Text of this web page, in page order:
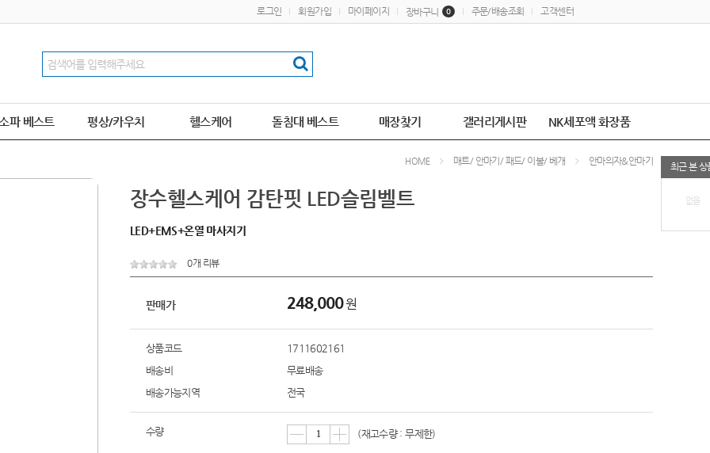
로그인 회원가입 마이페이지 장바구니 0 주문/배송조회 고객센터
파 베스트 평상/카우치 헬스케어 돌침대 베스트 매장찾기 갤러리게시판 NK세포액 화장품
최근 본 상
없음
HOME 매트/ 안마기/ 패드/ 이불/ 베개 안마의자&안마기
장수헬스케어 감탄핏 LED슬림벨트
LED+EMS+온열 마사지기
0개 리뷰
판매가 248,000원
상품코드
1711602161
배송비
무료배송
배송가능지역
전국
수량 (재고수량 : 무제한)